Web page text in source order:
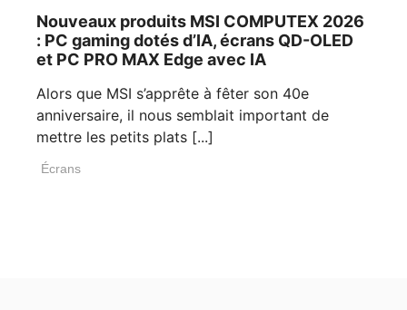
Nouveaux produits MSI COMPUTEX 2026
: PC gaming dotés d’IA, écrans QD-OLED
et PC PRO MAX Edge avec IA
Alors que MSI s’apprête à fêter son 40e
anniversaire, il nous semblait important de
mettre les petits plats [...]
Écrans